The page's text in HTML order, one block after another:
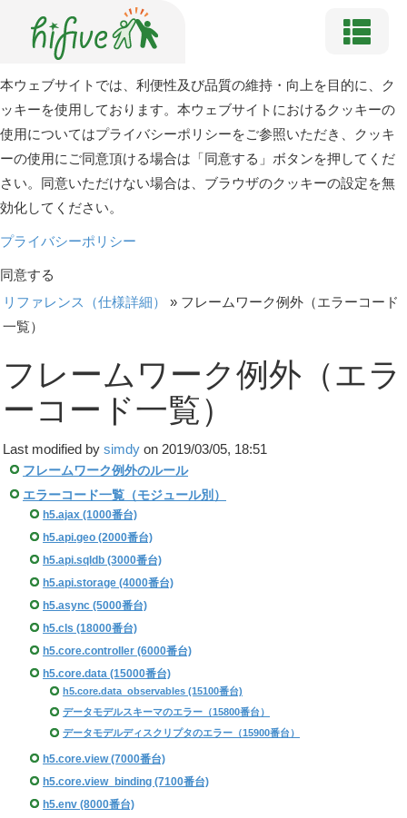
本ウェブサイトでは、利便性及び品質の維持・向上を目的に、ク
ッキーを使用しております。本ウェブサイトにおけるクッキーの
使用についてはプライバシーポリシーをご参照いただき、クッキ
ーの使用にご同意頂ける場合は「同意する」ボタンを押してくだ
さい。同意いただけない場合は、ブラウザのクッキーの設定を無
効化してください。
プライバシーポリシー
同意する
リファレンス（仕様詳細）
» フレームワーク例外（エラーコード
一覧）
フレームワーク例外（エラ
ーコード一覧）
Last modified by simdy on 2019/03/05, 18:51
フレームワーク例外のルール
エラーコード一覧（モジュール別）
h5.ajax (1000番台)
h5.api.geo (2000番台)
h5.api.sqldb (3000番台)
h5.api.storage (4000番台)
h5.async (5000番台)
h5.cls (18000番台)
h5.core.controller (6000番台)
h5.core.data (15000番台)
h5.core.data_observables (15100番台)
データモデルスキーマのエラー（15800番台）
データモデルディスクリプタのエラー（15900番台）
h5.core.view (7000番台)
h5.core.view_binding (7100番台)
h5.env (8000番台)